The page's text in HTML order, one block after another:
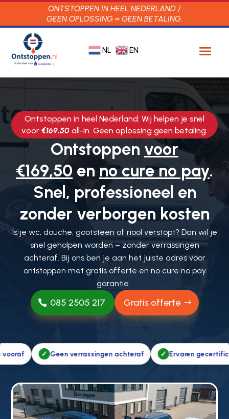
ONTSTOPPEN IN HEEL NEDERLAND /
GEEN OPLOSSING = GEEN BETALING.
NL EN
Ontstoppen in heel Nederland: Wij helpen je snel
voor €169,50 all-in. Geen oplossing geen betaling.
Ontstoppen voor
€169,50 en no cure no pay.
Snel, professioneel en
zonder verborgen kosten
Is je wc, douche, gootsteen of riool verstopt? Dan wil je
snel geholpen worden – zonder verrassingen
achteraf. Bij ons ben je aan het juiste adres voor
ontstoppen met gratis offerte en no cure no pay
garantie.
085 2505 217 Gratis offerte
verrassingen achteraf Ervaren gecertificeerde vakmensen